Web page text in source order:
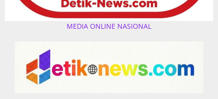
MEDIA ONLINE NASIONAL